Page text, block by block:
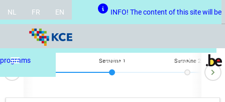
NL FR EN INFO! The content of this site will be
updated regarding recent changes to the law regarding return to work
programs
menu A propos FAQ
Semaine 1 Semaine 2